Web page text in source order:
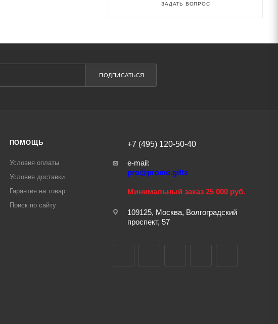
ЗАДАТЬ ВОПРОС
ПОДПИСАТЬСЯ
ПОМОЩЬ
Условия оплаты
Условия доставки
Гарантия на товар
Поиск по сайту
+7 (495) 120-50-40
e-mail:
pro@promo.gifts
Минимальный заказ 25 000 руб.
109125, Москва, Волгоградский
проспект, 57